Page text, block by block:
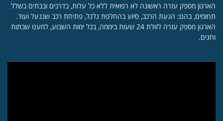
הארגון מספק עזרה ראשונה לא רפואית ללא כל עלות, בדרכים ובבתים בשלל
תחומים, בהם: הנעת הרכב, סיוע בהחלפת גלגל, פתיחת רכב שננעל ועוד.
הארגון מספק עזרה לזולת 24 שעות ביממה, בכל ימות השבוע, למעט שבתות
וחגים.